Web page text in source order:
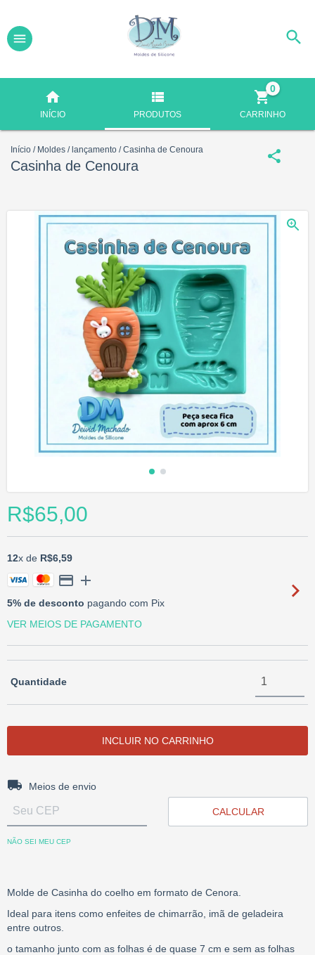
INÍCIO PRODUTOS CARRINHO
0
Início / Moldes / lançamento / Casinha de Cenoura
Casinha de Cenoura
R$65,00
12x de R$6,59
5% de desconto pagando com Pix
VER MEIOS DE PAGAMENTO
Quantidade
Entregas para o CEP:
Meios de envio
CALCULAR
NÃO SEI MEU CEP
Molde de Casinha do coelho em formato de Cenora.
Ideal para itens como enfeites de chimarrão, imã de geladeira
entre outros.
o tamanho junto com as folhas é de quase 7 cm e sem as folhas